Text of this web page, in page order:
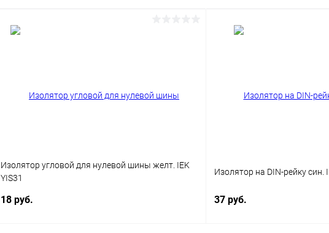
Изолятор угловой для нулевой шины желт. IEK
YIS31
18 руб.
Изолятор на DIN-рейку син.
37 руб.